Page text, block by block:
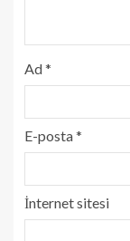
Ad*
E-posta*
İnternet sitesi